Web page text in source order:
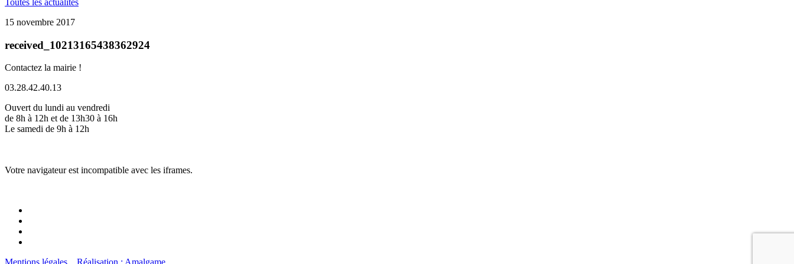
Toutes les actualités
15 novembre 2017
received_10213165438362924
Contactez la mairie !
03.28.42.40.13
Ouvert du lundi au vendredi
de 8h à 12h et de 13h30 à 16h
Le samedi de 9h à 12h
Votre navigateur est incompatible avec les iframes.